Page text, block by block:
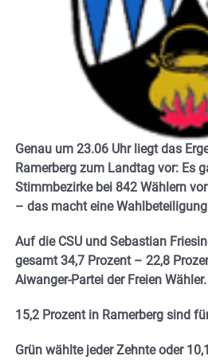
Genau um 23.06 Uhr liegt das
Ramerberg zum Landtag vor: Es
Stimmbezirke bei 842 Wählern
– das macht eine
Auf die CSU und Sebastian
gesamt 34,7 Prozent – 22,8
Aiwanger-Partei der Freien Wähler.
15,2 Prozent in Ramerberg sind
Grün wählte jeder Zehnte oder